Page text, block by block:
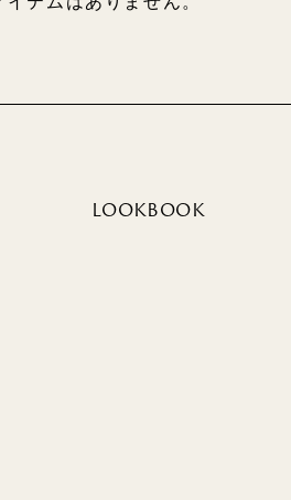
LOOKBOOK